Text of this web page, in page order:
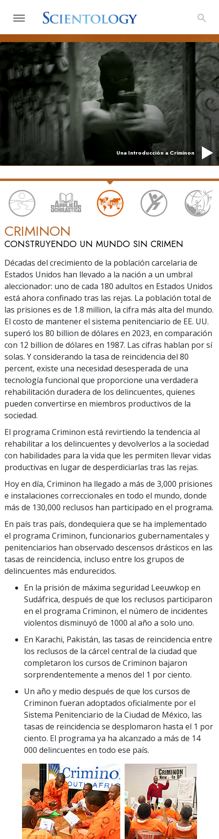
Una Introducción a Criminon
CRIMINON
CONSTRUYENDO UN MUNDO SIN CRIMEN
Décadas del crecimiento de la población carcelaria de
Estados Unidos han llevado a la nación a un umbral
aleccionador: uno de cada 180 adultos en Estados Unidos
está ahora confinado tras las rejas. La población total de
las prisiones es de 1.8 million, la cifra más alta del mundo.
El costo de mantener el sistema penitenciario de EE. UU.
superó los 80 billion de dólares en 2023, en comparación
con 12 billion de dólares en 1987. Las cifras hablan por sí
solas. Y considerando la tasa de reincidencia del 80
percent, existe una necesidad desesperada de una
tecnología funcional que proporcione una verdadera
rehabilitación duradera de los delincuentes, quienes
pueden convertirse en miembros productivos de la
sociedad.
El programa Criminon está revirtiendo la tendencia al
rehabilitar a los delincuentes y devolverlos a la sociedad
con habilidades para la vida que les permiten llevar vidas
productivas en lugar de desperdiciarlas tras las rejas.
Hoy en día, Criminon ha llegado a más de 3,000 prisiones
e instalaciones correccionales en todo el mundo, donde
más de 130,000 reclusos han participado en el programa.
En país tras país, dondequiera que se ha implementado
el programa Criminon, funcionarios gubernamentales y
penitenciarios han observado descensos drásticos en las
tasas de reincidencia, incluso entre los grupos de
delincuentes más endurecidos.
En la prisión de máxima seguridad Leeuwkop en
Sudáfrica, después de que los reclusos participaron
en el programa Criminon, el número de incidentes
violentos disminuyó de 1000 al año a solo uno.
En Karachi, Pakistán, las tasas de reincidencia entre
los reclusos de la cárcel central de la ciudad que
completaron los cursos de Criminon bajaron
sorprendentemente a menos del 1 por ciento.
Un año y medio después de que los cursos de
Criminon fueran adoptados oficialmente por el
Sistema Penitenciario de la Ciudad de México, las
tasas de reincidencia se desplomaron hasta el 1 por
ciento. El programa ya ha alcanzado a más de 14
000 delincuentes en todo ese país.